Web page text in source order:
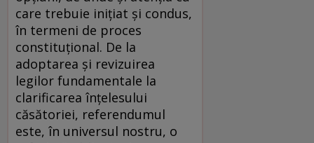
care trebuie iniţiat şi condus,
în termeni de proces
constituţional. De la
adoptarea şi revizuirea
legilor fundamentale la
clarificarea înţelesului
căsătoriei, referendumul
este, în universul nostru, o